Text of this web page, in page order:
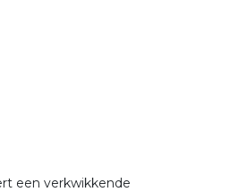
een verkwikkende